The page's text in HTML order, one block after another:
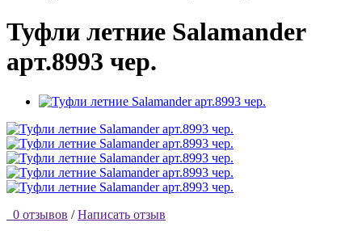
Туфли летние Salamander
арт.8993 чер.
0 отзывов / Написать отзыв